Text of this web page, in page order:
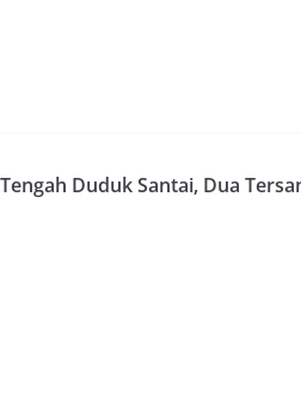
Tengah Duduk Santai, Dua